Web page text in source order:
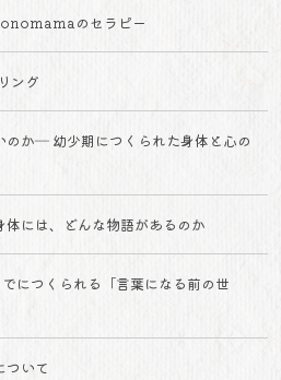
のセラピー
ング
のか― 幼少期につくられた身体と心の
には、どんな物語があるのか
につくられる「言葉になる前の世
ついて